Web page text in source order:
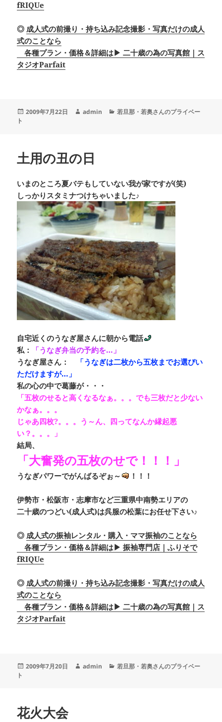
fRIQUe
◎ 成人式の前撮り・持ち込み記念撮影・写真だけの成人
式のことなら
各種プラン・価格＆詳細は▶ 二十歳の為の写真館｜ス
タジオParfait
投
2009年7月22日
作
admin
カ
若旦那・若奥さんのプライベー
ト
土用の丑の日
いまのところ夏バテもしていない我が家ですが(笑)
しっかりスタミナつけちゃいました♪
自宅近くのうなぎ屋さんに朝から電話
私：
「うなぎ弁当の予約を…」
うなぎ屋さん：
「うなぎは二枚から五枚までお選びい
ただけますが…」
私の心の中で葛藤が・・・
「五枚のせると高くなるなぁ。。。でも三枚だと少ない
かなぁ。。。
じゃあ四枚?。。。う～ん、四ってなんか縁起悪
い？。。。」
結局、
「大奮発の五枚のせで！！！」
うなぎパワーでがんばるぞぉ～ ！！！
伊勢市・松阪市・志摩市など三重県中南勢エリアの
二十歳のつどい(成人式)は呉服の松葉にお任せ下さい♪
◎成人式の振袖レンタル・購入・ママ振袖のことなら
各種プラン・価格＆詳細は▶ 振袖専門店｜ふりそで
fRIQUe
◎成人式の前撮り・持ち込み記念撮影・写真だけの成人
式のことなら
各種プラン・価格＆詳細は▶ 二十歳の為の写真館｜ス
タジオParfait
投
2009年7月20日
作
admin
カ
若旦那・若奥さんのプライベー
ト
花火大会